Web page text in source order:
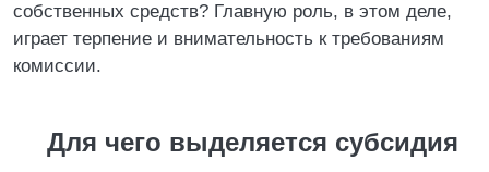
собственных средств? Главную роль, в этом деле,
играет терпение и внимательность к требованиям
комиссии.
Для чего выделяется субсидия